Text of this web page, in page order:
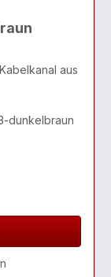
aus
dunkelbraun